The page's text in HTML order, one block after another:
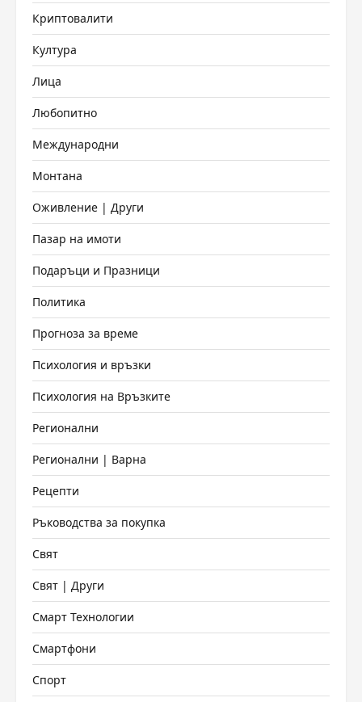
Криптовалити
Култура
Лица
Любопитно
Международни
Монтана
Оживление | Други
Пазар на имоти
Подаръци и Празници
Политика
Прогноза за време
Психология и връзки
Психология на Връзките
Регионални
Регионални | Варна
Рецепти
Ръководства за покупка
Свят
Свят | Други
Смарт Технологии
Смартфони
Спорт